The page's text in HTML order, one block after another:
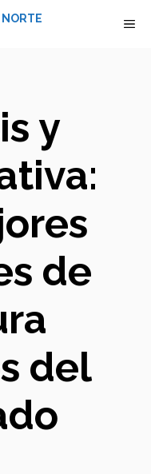
y
de
del